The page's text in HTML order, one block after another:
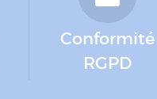
Conformité
RGPD